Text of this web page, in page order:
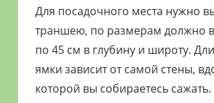
Для посадочного места нужно
траншею, по размерам должно
по 45 см в глубину и широту.
ямки зависит от самой стены,
которой вы собираетесь